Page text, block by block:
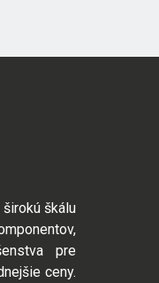
širokú škálu
pre
ceny.